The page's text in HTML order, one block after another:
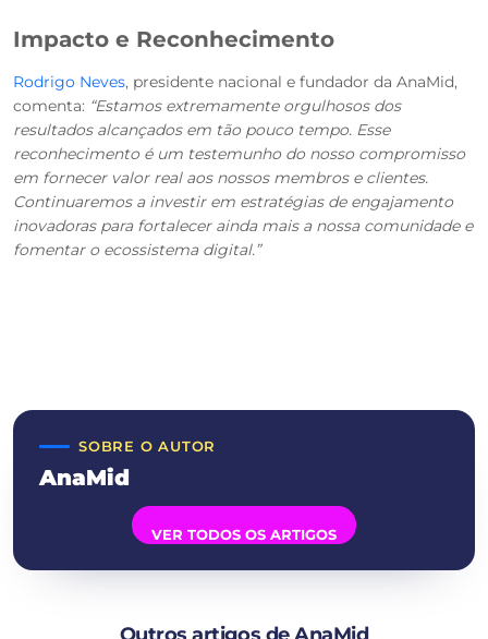
Impacto e Reconhecimento
Rodrigo Neves, presidente nacional e fundador da AnaMid,
comenta: “Estamos extremamente orgulhosos dos
resultados alcançados em tão pouco tempo. Esse
reconhecimento é um testemunho do nosso compromisso
em fornecer valor real aos nossos membros e clientes.
Continuaremos a investir em estratégias de engajamento
inovadoras para fortalecer ainda mais a nossa comunidade e
fomentar o ecossistema digital.”
SOBRE O AUTOR
AnaMid
VER TODOS OS ARTIGOS
Outros artigos de AnaMid